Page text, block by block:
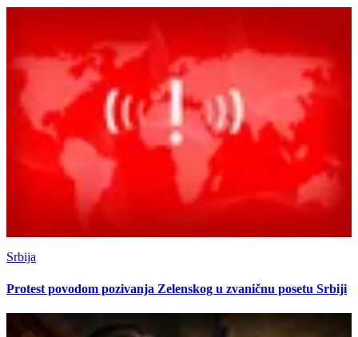
Srbija
Protest povodom pozivanja Zelenskog u zvaničnu posetu Srbiji